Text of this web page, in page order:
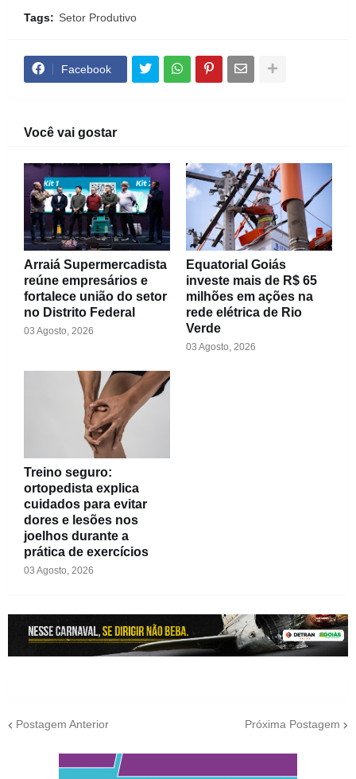
Tags: Setor Produtivo
Facebook
Você vai gostar
Arraiá Supermercadista
reúne empresários e
fortalece união do setor
no Distrito Federal
03 Agosto, 2026
Equatorial Goiás
investe mais de R$ 65
milhões em ações na
rede elétrica de Rio
Verde
03 Agosto, 2026
Treino seguro:
ortopedista explica
cuidados para evitar
dores e lesões nos
joelhos durante a
prática de exercícios
03 Agosto, 2026
Postagem Anterior Próxima Postagem